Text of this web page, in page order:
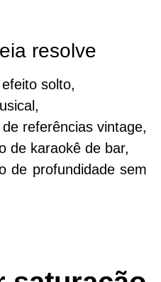
resolve
solto,
referências vintage,
de karaokê de bar,
de profundidade sem